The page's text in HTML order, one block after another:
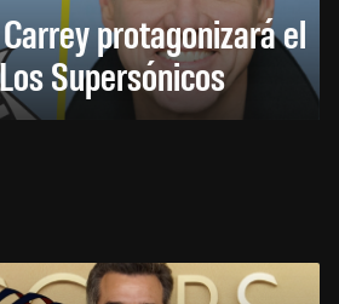
protagonizará el
Supersónicos